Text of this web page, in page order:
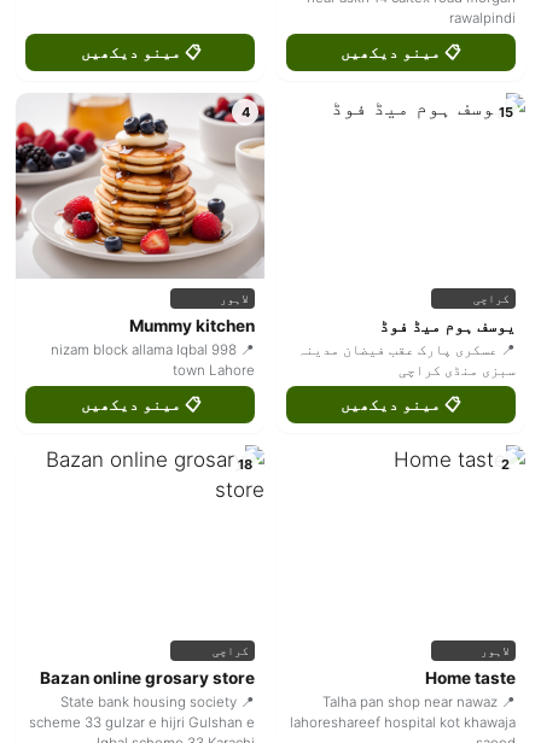
rawalpindi
📋 مینو دیکھیں 📋 مینو دیکھیں
15
کراچی
یوسف ہوم میڈ فوڈ
📍 عسکری پارک عقب فیضان مدینہ
سبزی منڈی کراچی
📋 مینو دیکھیں
4
لاہور
Mummy kitchen
📍 998 nizam block allama Iqbal
town Lahore
📋 مینو دیکھیں
2
لاہور
Home taste
📍 Talha pan shop near nawaz
lahoreshareef hospital kot khawaja
18
کراچی
Bazan online grosary store
📍 State bank housing society
scheme 33 gulzar e hijri Gulshan e